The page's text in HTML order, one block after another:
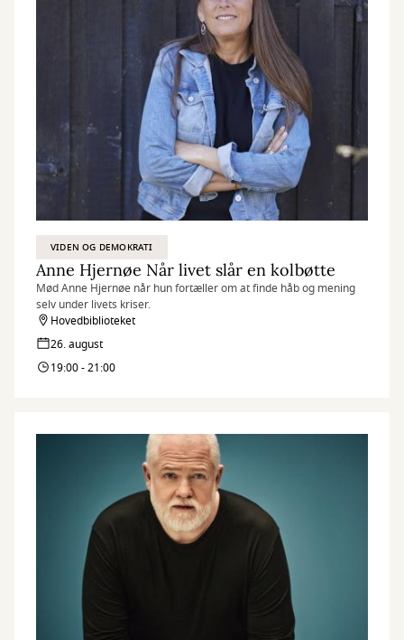
VIDEN OG DEMOKRATI
Anne Hjernøe Når livet slår en kolbøtte
Mød Anne Hjernøe når hun fortæller om at finde håb og mening
selv under livets kriser.
Hovedbiblioteket
26. august
19:00 - 21:00